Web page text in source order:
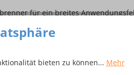
für ein breites
Anwendung.
Arbeiten
bieten zu können... Mehr